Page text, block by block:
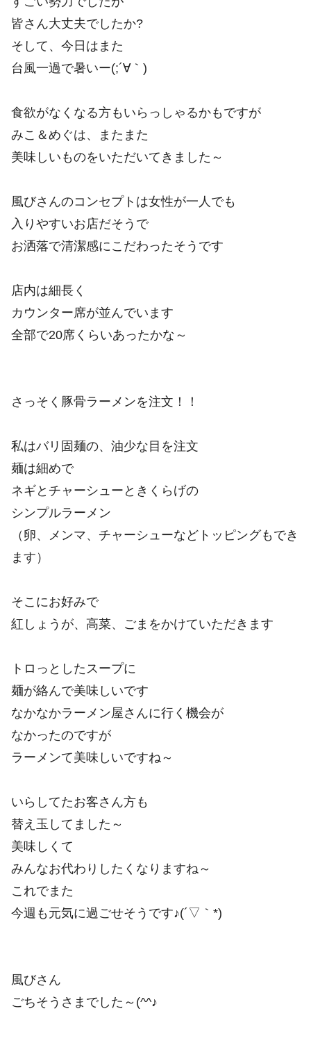
皆さん大丈夫でしたか?
そして、今日はまた
台風一過で暑いー(;´∀｀)
食欲がなくなる方もいらっしゃるかもですが
みこ＆めぐは、またまた
美味しいものをいただいてきました～
風びさんのコンセプトは女性が一人でも
入りやすいお店だそうで
お洒落で清潔感にこだわったそうです
店内は細長く
カウンター席が並んでいます
全部で20席くらいあったかな～
さっそく豚骨ラーメンを注文！！
私はバリ固麺の、油少な目を注文
麺は細めで
ネギとチャーシューときくらげの
シンプルラーメン
（卵、メンマ、チャーシューなどトッピングもでき
ます）
そこにお好みで
紅しょうが、高菜、ごまをかけていただきます
トロっとしたスープに
麺が絡んで美味しいです
なかなかラーメン屋さんに行く機会が
なかったのですが
ラーメンて美味しいですね～
いらしてたお客さん方も
替え玉してました～
美味しくて
みんなお代わりしたくなりますね～
これでまた
今週も元気に過ごせそうです♪(´▽｀*)
風びさん
ごちそうさまでした～(^^♪